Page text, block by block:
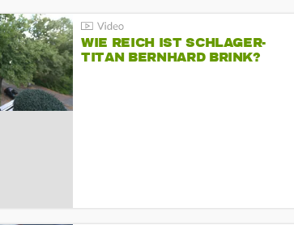
WIE REICH IST SCHLAGER-
TITAN BERNHARD BRINK?